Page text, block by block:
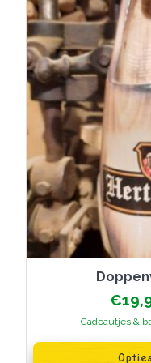
€
Cadeautjes &
product